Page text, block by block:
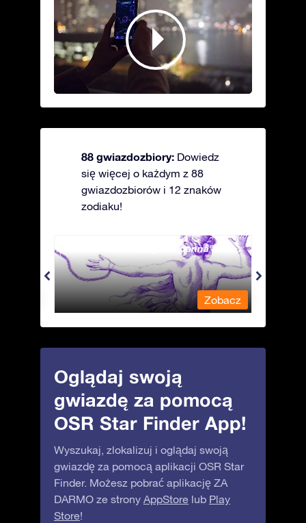
88 gwiazdozbiory: Dowiedz
się więcej o każdym z 88
gwiazdozbiorów i 12 znaków
zodiaku!
Andromeda - Związana panna
Zobacz
Oglądaj swoją
gwiazdę za pomocą
OSR Star Finder App!
Wyszukaj, zlokalizuj i oglądaj swoją
gwiazdę za pomocą aplikacji OSR Star
Finder. Możesz pobrać aplikację ZA
DARMO ze strony AppStore lub Play
Store!